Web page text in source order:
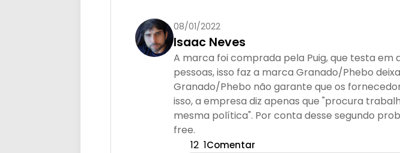
08/01/2022
Isaac Neves
A marca foi comprada pela Puig, que testa em
pessoas, isso faz a marca Granado/Phebo
Granado/Phebo não garante que os
isso, a empresa diz apenas que "procura
mesma política". Por conta desse segundo
free.
12 1Comentar